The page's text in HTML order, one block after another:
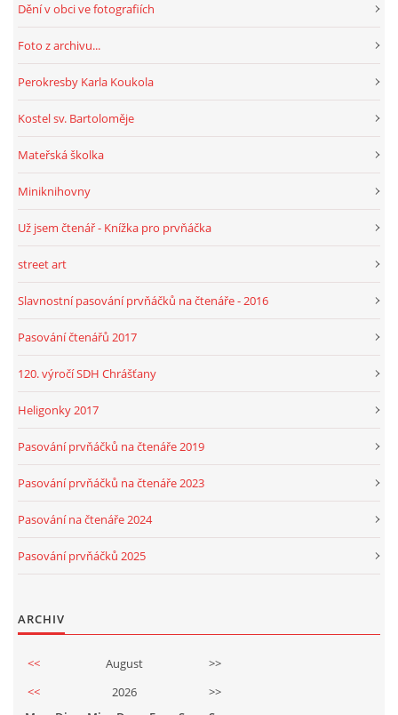
Dění v obci ve fotografiích
Foto z archivu...
Perokresby Karla Koukola
Kostel sv. Bartoloměje
Mateřská školka
Miniknihovny
Už jsem čtenář - Knížka pro prvňáčka
street art
Slavnostní pasování prvňáčků na čtenáře - 2016
Pasování čtenářů 2017
120. výročí SDH Chrášťany
Heligonky 2017
Pasování prvňáčků na čtenáře 2019
Pasování prvňáčků na čtenáře 2023
Pasování na čtenáře 2024
Pasování prvňáčků 2025
ARCHIV
<< August
>>
<<
2026
>>